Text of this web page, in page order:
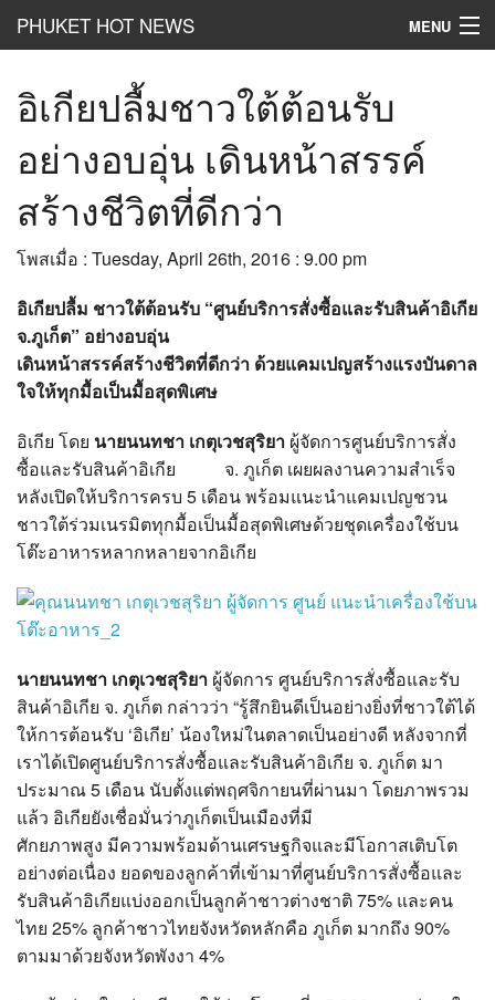
PHUKET HOT NEWS MENU
Hot Clip
Hot List
Hot Gossip
HotBusiness
เที่ยว ชิม ช๊อป
HotHealth and Beauty
อยากบอกอยากเล่า
อิเกียปลื้มชาวใต้ต้อนรับ
อย่างอบอุ่น เดินหน้าสรรค์
สร้างชีวิตที่ดีกว่า
โพสเมื่อ : Tuesday, April 26th, 2016 : 9.00 pm
อิเกียปลื้ม ชาวใต้ต้อนรับ “ศูนย์บริการสั่งซื้อและรับสินค้าอิเกีย
จ.ภูเก็ต” อย่างอบอุ่น
เดินหน้าสรรค์สร้างชีวิตที่ดีกว่า ด้วยแคมเปญสร้างแรงบันดาล
ใจให้ทุกมื้อเป็นมื้อสุดพิเศษ
อิเกีย โดย นายนนทชา เกตุเวชสุริยา ผู้จัดการศูนย์บริการสั่ง
ซื้อและรับสินค้าอิเกีย จ. ภูเก็ต เผยผลงานความสำเร็จ
หลังเปิดให้บริการครบ 5 เดือน พร้อมแนะนำแคมเปญชวน
ชาวใต้ร่วมเนรมิตทุกมื้อเป็นมื้อสุดพิเศษด้วยชุดเครื่องใช้บน
โต๊ะอาหารหลากหลายจากอิเกีย
นายนนทชา เกตุเวชสุริยา ผู้จัดการ ศูนย์บริการสั่งซื้อและรับ
สินค้าอิเกีย จ. ภูเก็ต กล่าวว่า “รู้สึกยินดีเป็นอย่างยิ่งที่ชาวใต้ได้
ให้การต้อนรับ ‘อิเกีย’ น้องใหม่ในตลาดเป็นอย่างดี หลังจากที่
เราได้เปิดศูนย์บริการสั่งซื้อและรับสินค้าอิเกีย จ. ภูเก็ต มา
ประมาณ 5 เดือน นับตั้งแต่พฤศจิกายนที่ผ่านมา โดยภาพรวม
แล้ว อิเกียยังเชื่อมั่นว่าภูเก็ตเป็นเมืองที่มี
ศักยภาพสูง มีความพร้อมด้านเศรษฐกิจและมีโอกาสเติบโต
อย่างต่อเนื่อง ยอดของลูกค้าที่เข้ามาที่ศูนย์บริการสั่งซื้อและ
รับสินค้าอิเกียแบ่งออกเป็นลูกค้าชาวต่างชาติ 75% และคน
ไทย 25% ลูกค้าชาวไทยจังหวัดหลักคือ ภูเก็ต มากถึง 90%
ตามมาด้วยจังหวัดพังงา 4%